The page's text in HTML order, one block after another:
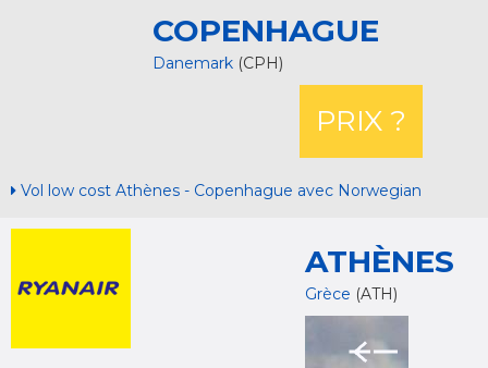
COPENHAGUE
Danemark (CPH)
PRIX ?
Vol low cost Athènes - Copenhague avec Norwegian
ATHÈNES
Grèce (ATH)